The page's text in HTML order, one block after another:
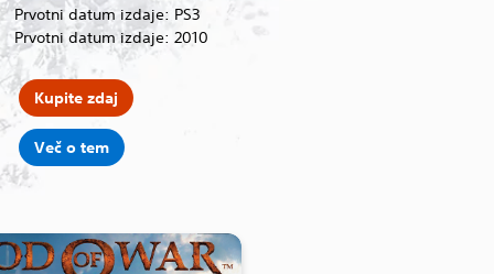
Prvotni datum izdaje: PS3
Prvotni datum izdaje: 2010
Kupite zdaj
Več o tem